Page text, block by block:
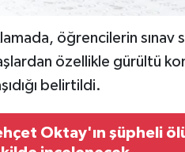
öğrencilerin sınav
özellikle gürültü
belirtildi.
Oktay'ın şüpheli